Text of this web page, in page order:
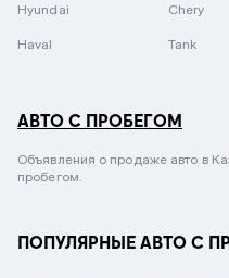
Hyundai Chery
Haval Tank
АВТО С ПРОБЕГОМ
Объявления о продаже авто в
пробегом.
ПОПУЛЯРНЫЕ АВТО С